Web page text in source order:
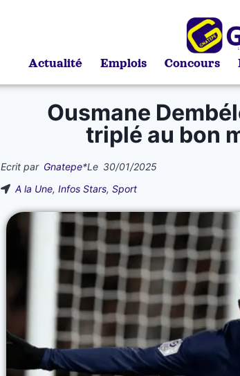
Actualité Emplois Concours
Ousmane
triplé au bon
Ecrit par Gnatepe*Le 30/01/2025
A la Une, Infos Stars, Sport